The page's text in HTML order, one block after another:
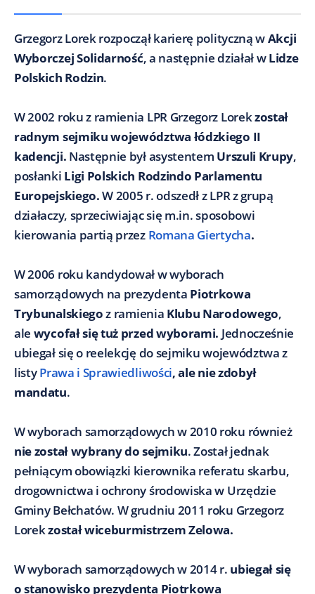
Grzegorz Lorek rozpoczął karierę polityczną wAkcji
Wyborczej Solidarność, a następnie działał wLidze
Polskich Rodzin.
W 2002 roku z ramienia LPR Grzegorz Lorekzostał
radnym sejmiku województwa łódzkiego II
kadencji. Następnie był asystentem Urszuli Krupy,
posłanki Ligi Polskich Rodzindo Parlamentu
Europejskiego.W 2005 r. odszedł z LPR z grupą
działaczy, sprzeciwiając się m.in. sposobowi
kierowania partią przez Romana Giertycha.
W 2006 roku kandydował w wyborach
samorządowych na prezydenta Piotrkowa
Trybunalskiegoz ramienia Klubu Narodowego,
ale wycofał się tuż przed wyborami. Jednocześnie
ubiegał się o reelekcję do sejmiku województwa z
listyPrawa i Sprawiedliwości, ale nie zdobył
mandatu.
W wyborach samorządowych w 2010 roku również
nie został wybrany do sejmiku. Został jednak
pełniącym obowiązki kierownika referatu skarbu,
drogownictwa i ochrony środowiska w Urzędzie
Gminy Bełchatów. W grudniu 2011 roku Grzegorz
Lorekzostał wiceburmistrzem Zelowa.
W wyborach samorządowych w 2014 r. ubiegał się
o stanowisko prezydenta Piotrkowa